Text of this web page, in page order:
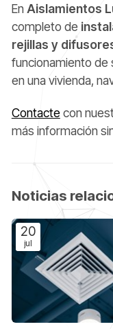
En Aislamientos
completo de
rejillas y
funcionamiento de
en una vivienda,
Contactecon
más información
Noticias
20
jul